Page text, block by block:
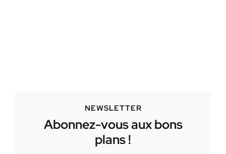
NEWSLETTER
Abonnez-vous aux bons
plans !